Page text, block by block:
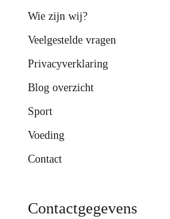
Wie zijn wij?
Veelgestelde vragen
Privacyverklaring
Blog overzicht
Sport
Voeding
Contact
Contactgegevens